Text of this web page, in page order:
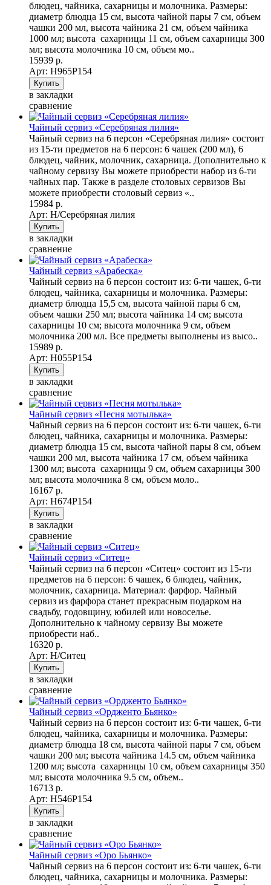
блюдец, чайника, сахарницы и молочника. Размеры:
диаметр блюдца 15 см, высота чайной пары 7 см, объем
чашки 200 мл, высота чайника 21 см, объем чайника
1000 мл; высота сахарницы 11 см, объем сахарницы 300
мл; высота молочника 10 см, объем мо..
15939 р.
Арт: Н965Р154
в закладки
сравнение
Чайный сервиз «Серебряная лилия»
Чайный сервиз на 6 персон «Серебряная лилия» состоит
из 15-ти предметов на 6 персон: 6 чашек (200 мл), 6
блюдец, чайник, молочник, сахарница. Дополнительно к
чайному сервизу Вы можете приобрести набор из 6-ти
чайных пар. Также в разделе столовых сервизов Вы
можете приобрести столовый сервиз «..
15984 р.
Арт: Н/Серебряная лилия
в закладки
сравнение
Чайный сервиз «Арабеска»
Чайный сервиз на 6 персон состоит из: 6-ти чашек, 6-ти
блюдец, чайника, сахарницы и молочника. Размеры:
диаметр блюдца 15,5 см, высота чайной пары 6 см,
объем чашки 250 мл; высота чайника 14 см; высота
сахарницы 10 см; высота молочника 9 см, объем
молочника 200 мл. Все предметы выполнены из высо..
15989 р.
Арт: Н055Р154
в закладки
сравнение
Чайный сервиз «Песня мотылька»
Чайный сервиз на 6 персон состоит из: 6-ти чашек, 6-ти
блюдец, чайника, сахарницы и молочника. Размеры:
диаметр блюдца 15 см, высота чайной пары 8 см, объем
чашки 200 мл, высота чайника 17 см, объем чайника
1300 мл; высота сахарницы 9 см, объем сахарницы 300
мл; высота молочника 8 см, объем моло..
16167 р.
Арт: Н674Р154
в закладки
сравнение
Чайный сервиз «Ситец»
Чайный сервиз на 6 персон «Ситец» состоит из 15-ти
предметов на 6 персон: 6 чашек, 6 блюдец, чайник,
молочник, сахарница. Материал: фарфор. Чайный
сервиз из фарфора станет прекрасным подарком на
свадьбу, годовщину, юбилей или новоселье.
Дополнительно к чайному сервизу Вы можете
приобрести наб..
16320 р.
Арт: Н/Ситец
в закладки
сравнение
Чайный сервиз «Ордженто Бьянко»
Чайный сервиз на 6 персон состоит из: 6-ти чашек, 6-ти
блюдец, чайника, сахарницы и молочника. Размеры:
диаметр блюдца 18 см, высота чайной пары 7 см, объем
чашки 200 мл; высота чайника 14.5 см, объем чайника
1200 мл; высота сахарницы 10 см, объем сахарницы 350
мл; высота молочника 9.5 см, объем..
16713 р.
Арт: Н546Р154
в закладки
сравнение
Чайный сервиз «Оро Бьянко»
Чайный сервиз на 6 персон состоит из: 6-ти чашек, 6-ти
блюдец, чайника, сахарницы и молочника. Размеры: